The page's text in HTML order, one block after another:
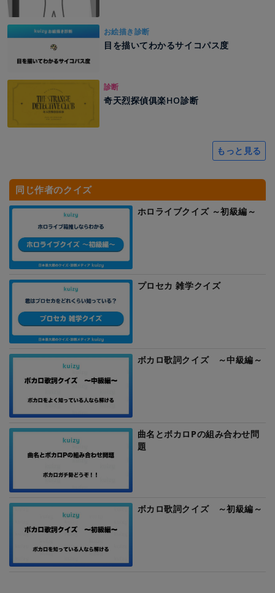
お絵描き診断
目を描いてわかるサイコパス度
診断
奇天烈探偵俱楽HO診断
もっと見る
同じ作者のクイズ
ホロライブクイズ ～初級編～
プロセカ 雑学クイズ
ボカロ歌詞クイズ ～中級編～
曲名とボカロPの組み合わせ問
題
ボカロ歌詞クイズ ～初級編～